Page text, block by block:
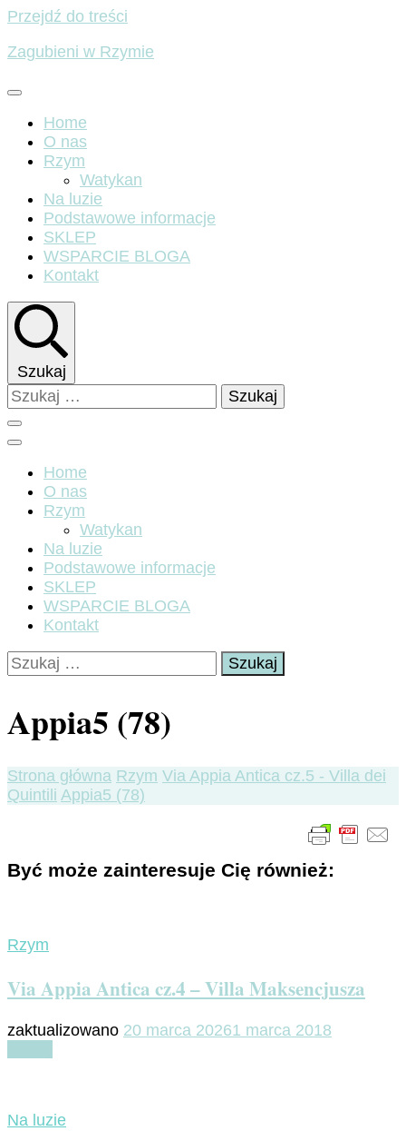
Przejdź do treści
Zagubieni w Rzymie
Home
O nas
Rzym
Watykan
Na luzie
Podstawowe informacje
SKLEP
WSPARCIE BLOGA
Kontakt
Szukaj
Szukaj:
Home
O nas
Rzym
Watykan
Na luzie
Podstawowe informacje
SKLEP
WSPARCIE BLOGA
Kontakt
Szukaj:
Appia5 (78)
Strona główna Rzym Via Appia Antica cz.5 - Villa dei
Quintili Appia5 (78)
Być może zainteresuje Cię również:
Rzym
Via Appia Antica cz.4 – Villa Maksencjusza
zaktualizowano 20 marca 20261 marca 2018
Na luzie